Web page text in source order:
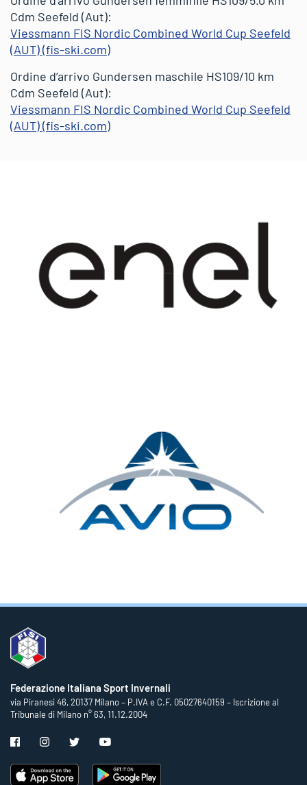
Cdm Seefeld (Aut):
Viessmann FIS Nordic Combined World Cup Seefeld
(AUT) (fis-ski.com)
Ordine d’arrivo Gundersen maschile HS109/10 km
Cdm Seefeld (Aut):
Viessmann FIS Nordic Combined World Cup Seefeld
(AUT) (fis-ski.com)
Federazione Italiana Sport Invernali
via Piranesi 46, 20137 Milano – P.IVA e C.F. 05027640159 – Iscrizione al
Tribunale di Milano n° 63, 11.12.2004